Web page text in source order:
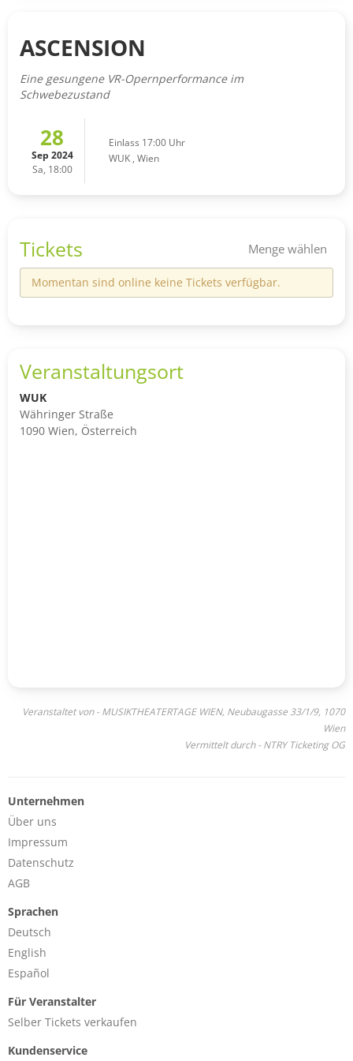
ASCENSION
Eine gesungene VR-Opernperformance im
Schwebezustand
28
Sep 2024
Sa, 18:00
Einlass 17:00 Uhr
WUK , Wien
Tickets Menge wählen
Momentan sind online keine Tickets verfügbar.
Veranstaltungsort
WUK
Währinger Straße
1090 Wien, Österreich
Veranstaltet von - MUSIKTHEATERTAGE WIEN, Neubaugasse 33/1/9, 1070
Wien
Vermittelt durch - NTRY Ticketing OG
Unternehmen
Über uns
Impressum
Datenschutz
AGB
Sprachen
Deutsch
English
Español
Für Veranstalter
Selber Tickets verkaufen
Kundenservice